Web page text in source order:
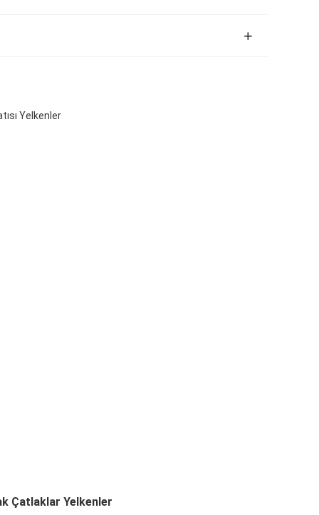
Yelkenler
Çatlaklar Yelkenler